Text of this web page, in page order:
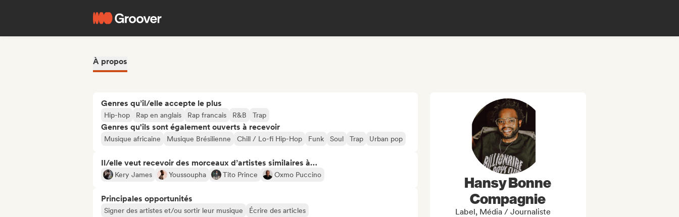
À propos
Genres qu’il/elle accepte le plus
Hip-hop Rap en anglais Rap francais R&B Trap
Genres qu'ils sont également ouverts à recevoir
Musique africaine Musique Brésilienne Chill / Lo-fi Hip-Hop Funk Soul Trap Urban pop
Il/elle veut recevoir des morceaux d’artistes similaires à…
Kery James Youssoupha Tito Prince Oxmo Puccino
Principales opportunités
Signer des artistes et/ou sortir leur musique Écrire des articles
Hansy Bonne
Compagnie
Label, Média / Journaliste